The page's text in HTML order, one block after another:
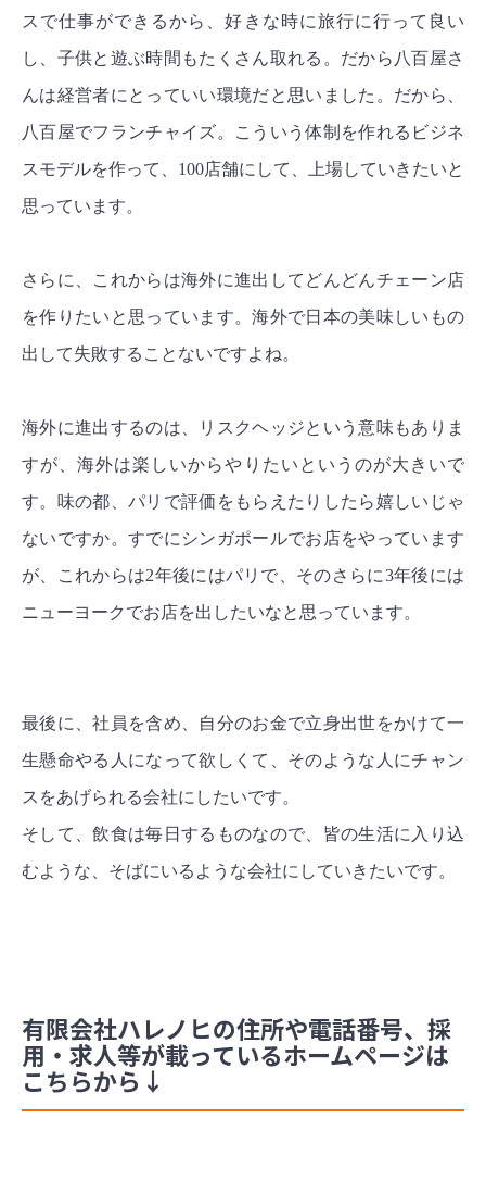
スで仕事ができるから、好きな時に旅行に行って良い
し、子供と遊ぶ時間もたくさん取れる。だから八百屋さ
んは経営者にとっていい環境だと思いました。だから、
八百屋でフランチャイズ。こういう体制を作れるビジネ
スモデルを作って、100店舗にして、上場していきたいと
思っています。
さらに、これからは海外に進出してどんどんチェーン店
を作りたいと思っています。海外で日本の美味しいもの
出して失敗することないですよね。
海外に進出するのは、リスクヘッジという意味もありま
すが、海外は楽しいからやりたいというのが大きいで
す。味の都、パリで評価をもらえたりしたら嬉しいじゃ
ないですか。すでにシンガポールでお店をやっています
が、これからは2年後にはパリで、そのさらに3年後には
ニューヨークでお店を出したいなと思っています。
最後に、社員を含め、自分のお金で立身出世をかけて一
生懸命やる人になって欲しくて、そのような人にチャン
スをあげられる会社にしたいです。
そして、飲食は毎日するものなので、皆の生活に入り込
むような、そばにいるような会社にしていきたいです。
有限会社ハレノヒの住所や電話番号、採
用・求人等が載っているホームページは
こちらから↓